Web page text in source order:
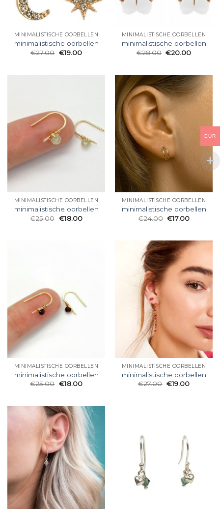
MINIMALISTISCHE OORBELLEN
minimalistische oorbellen
€27.00 €19.00
MINIMALISTISCHE OORBELLEN
minimalistische oorbellen
€28.00 €20.00
MINIMALISTISCHE OORBELLEN
minimalistische oorbellen
€25.00 €18.00
MINIMALISTISCHE OORBELLEN
minimalistische oorbellen
€24.00 €17.00
MINIMALISTISCHE OORBELLEN
minimalistische oorbellen
€25.00 €18.00
MINIMALISTISCHE OORBELLEN
minimalistische oorbellen
€27.00 €19.00
EUR